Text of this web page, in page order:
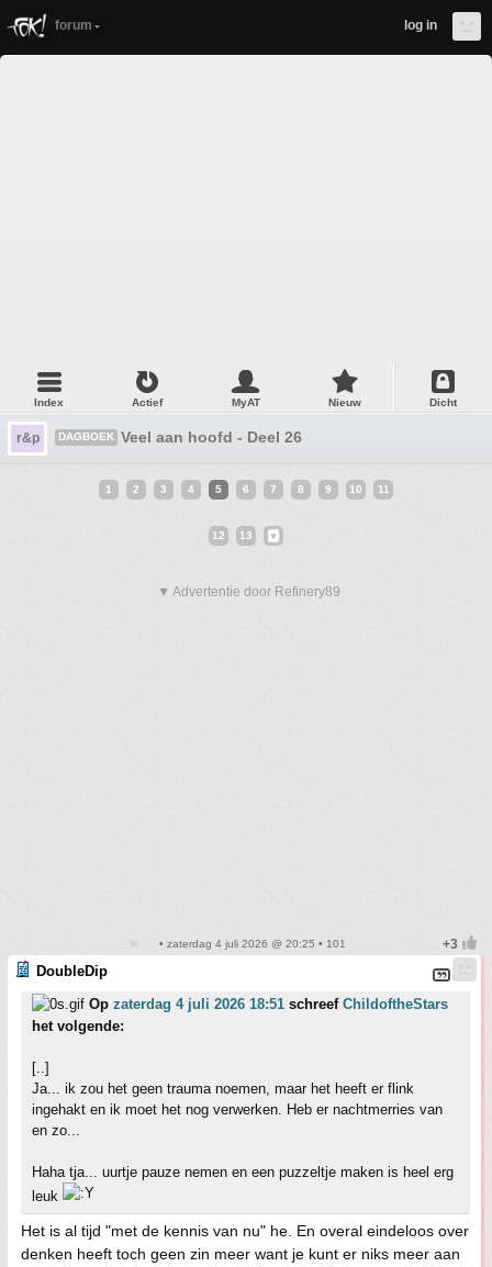
forum log in
Index Actief MyAT Nieuw Dicht
r&p DAGBOEK Veel aan hoofd - Deel 26
1 2 3 4 5 6 7 8 9 10 11
12 13
▼ Advertentie door Refinery89
• zaterdag 4 juli 2026 @ 20:25 • 101
DoubleDip
Op zaterdag 4 juli 2026 18:51 schreef ChildoftheStars
het volgende:
[..]
Ja... ik zou het geen trauma noemen, maar het heeft er flink
ingehakt en ik moet het nog verwerken. Heb er nachtmerries van
en zo...
Haha tja... uurtje pauze nemen en een puzzeltje maken is heel erg
leuk
Het is al tijd "met de kennis van nu" he. En overal eindeloos over
denken heeft toch geen zin meer want je kunt er niks meer aan